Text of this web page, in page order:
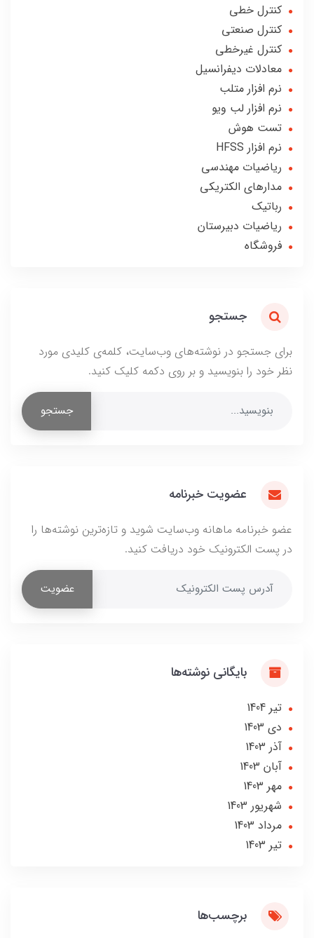
کنترل خطی
کنترل صنعتی
کنترل غیرخطی
معادلات دیفرانسیل
نرم افزار متلب
نرم افزار لب ویو
تست هوش
نرم افزار HFSS
ریاضیات مهندسی
مدارهای الکتریکی
رباتیک
ریاضیات دبیرستان
فروشگاه
جستجو
برای جستجو در نوشته‌های وب‌سایت، کلمه‌ی کلیدی مورد
نظر خود را بنویسید و بر روی دکمه کلیک کنید.
جستجو
عضویت خبرنامه
عضو خبرنامه ماهانه وب‌سایت شوید و تازه‌ترین نوشته‌ها را
در پست الکترونیک خود دریافت کنید.
عضویت
بایگانی نوشته‌ها
تير 1404
دی 1403
آذر 1403
آبان 1403
مهر 1403
شهریور 1403
مرداد 1403
تير 1403
برچسب‌ها